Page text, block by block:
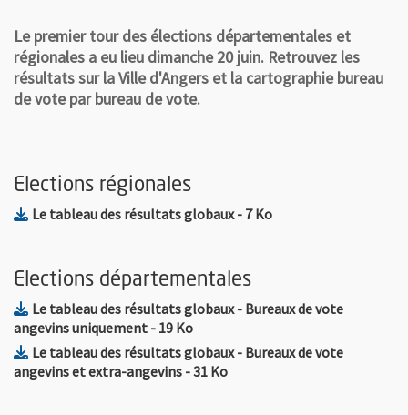
Le premier tour des élections départementales et
régionales a eu lieu dimanche 20 juin. Retrouvez les
résultats sur la Ville d'Angers et la cartographie bureau
de vote par bureau de vote.
Elections régionales
Le tableau des résultats globaux, Fichier au format Pdf
- 7 Ko, Ouvre une nouvelle
Elections départementales
Le tableau des résultats globaux - Bureaux de vote
angevins uniquement, Fichier au format Pdf
- 19 Ko, Ouvre une nouvelle fenêtre
Le tableau des résultats globaux - Bureaux de vote
angevins et extra-angevins, Fichier au format Pdf
- 31 Ko, Ouvre une nouvelle fenêtre